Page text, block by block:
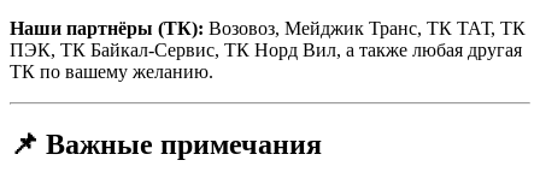
Наши партнёры (ТК): Возовоз, Мейджик Транс, ТК ТАТ, ТК
ПЭК, ТК Байкал-Сервис, ТК Норд Вил, а также любая другая
ТК по вашему желанию.
📌 Важные примечания